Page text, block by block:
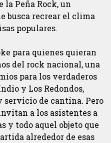
la Peña Rock, un
busca recrear el clima
populares.
para quienes quieran
del rock nacional, una
para los verdaderos
y Los Redondos,
servicio de cantina. Pero
a los asistentes a
y todo aquel objeto que
alrededor de esas